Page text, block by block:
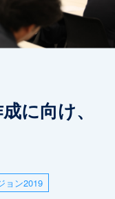
に向け、
ョン2019